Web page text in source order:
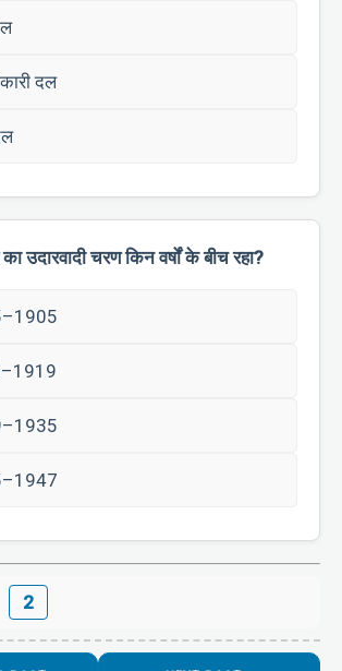
दल
उदारवादी चरण किन वर्षों के बीच रहा?
2